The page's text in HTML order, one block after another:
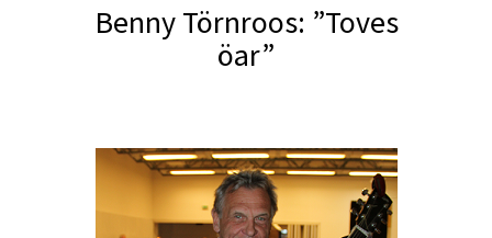
Benny Törnroos: ”Toves
öar”